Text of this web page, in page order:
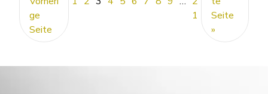
ge
Seite
1
Seite
»